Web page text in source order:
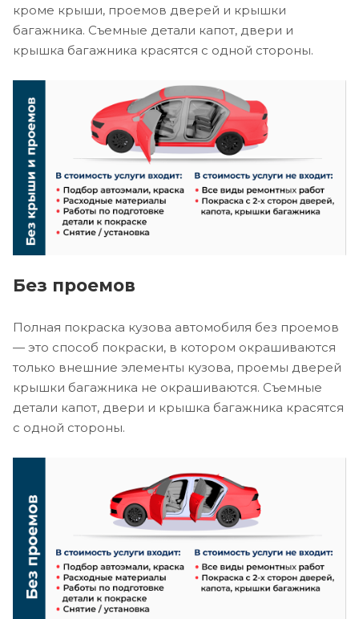
кроме крыши, проемов дверей и крышки
багажника. Съемные детали капот, двери и
крышка багажника красятся с одной стороны.
Без проемов
Полная покраска кузова автомобиля без проемов
— это способ покраски, в котором окрашиваются
только внешние элементы кузова, проемы дверей
крышки багажника не окрашиваются. Съемные
детали капот, двери и крышка багажника красятся
с одной стороны.